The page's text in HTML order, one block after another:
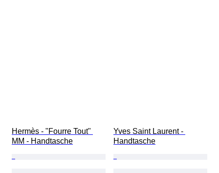
Hermès - "Fourre Tout"
MM - Handtasche
Yves Saint Laurent -
Handtasche